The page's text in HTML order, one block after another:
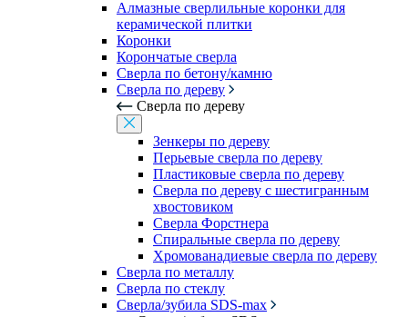
Алмазные сверлильные коронки для
керамической плитки
Коронки
Корончатые сверла
Сверла по бетону/камню
Сверла по дереву
Сверла по дереву
Зенкеры по дереву
Перьевые сверла по дереву
Пластиковые сверла по дереву
Сверла по дереву с шестигранным
хвостовиком
Сверла Форстнера
Спиральные сверла по дереву
Хромованадиевые сверла по дереву
Сверла по металлу
Сверла по стеклу
Сверла/зубила SDS-max